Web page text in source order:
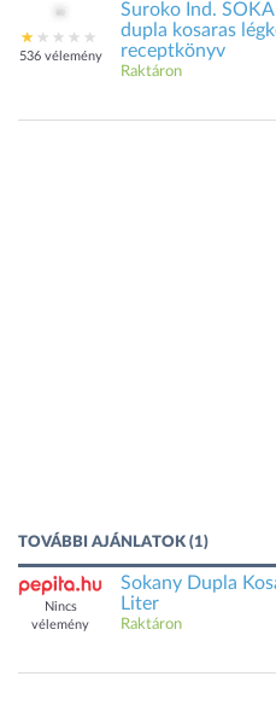
536 vélemény
Suroko Ind.
dupla kosaras
receptkönyv
Raktáron
TOVÁBBI AJÁNLATOK (1)
Nincs
vélemény
Sokany Dupla
Liter
Raktáron